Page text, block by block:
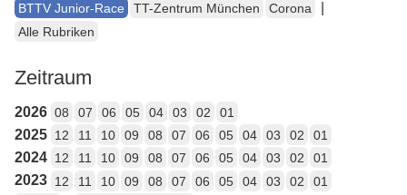
BTTV Junior-Race
TT-Zentrum München Corona
Alle Rubriken
Zeitraum
2026 08 07 06 05 04 03 02 01
2025 12 11 10 09 08 07 06 05 04 03 02 01
2024 12 11 10 09 08 07 06 05 04 03 02 01
2023 12 11 10 09 08 07 06 05 04 03 02
01